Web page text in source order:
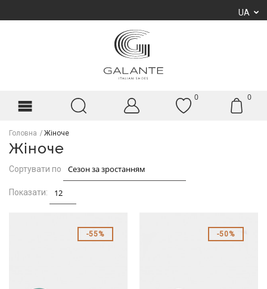
UA
0 0
Головна Жіноче
Жіноче
Сортувати по
Показати:
55% 50%